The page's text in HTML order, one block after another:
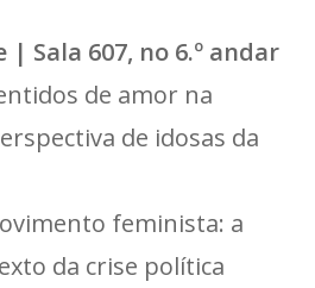
| Sala 607, no 6.º andar
de amor na
de idosas da
feminista: a
da crise política